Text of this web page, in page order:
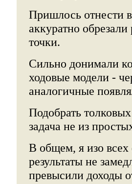
Пришлось отнести
аккуратно
точки.
Сильно донимали
ходовые модели -
аналогичные
Подобрать
задача не из
В общем, я изо всех
результаты не
превысили доходы